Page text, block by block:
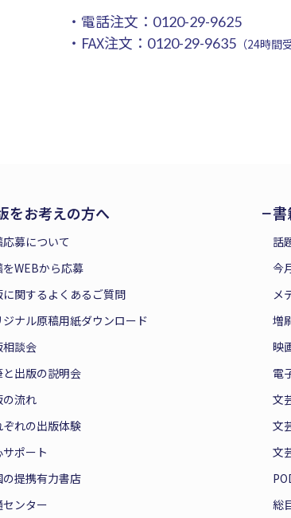
・電話注文： 0120-29-9625
・FAX注文： 0120-29-9635（24時間受
をお考えの方へ
応募について
をWEBから応募
に関するよくあるご質問
ジナル原稿用紙ダウンロード
相談会
と出版の説明会
の流れ
ぞれの出版体験
ポート
の提携有力書店
センター
話
今
メ
増
映
電
文
文
文
総